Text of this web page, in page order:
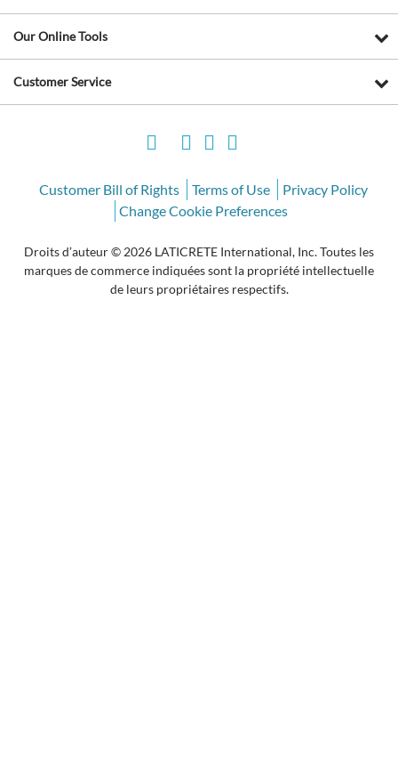
Our Online Tools
Customer Service
Customer Bill of Rights Terms of Use
Privacy Policy
Change Cookie Preferences
Droits d’auteur © 2026 LATICRETE International, Inc. Toutes les
marques de commerce indiquées sont la propriété intellectuelle
de leurs propriétaires respectifs.